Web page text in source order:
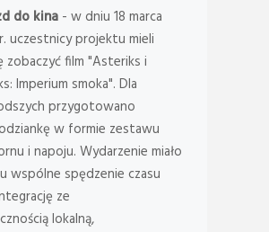
do kina - w dniu 18 marca
uczestnicy projektu mieli
zobaczyć film "Asteriks i
Imperium smoka". Dla
przygotowano
w formie zestawu
i napoju. Wydarzenie miało
wspólne spędzenie czasu
ze
lokalną,